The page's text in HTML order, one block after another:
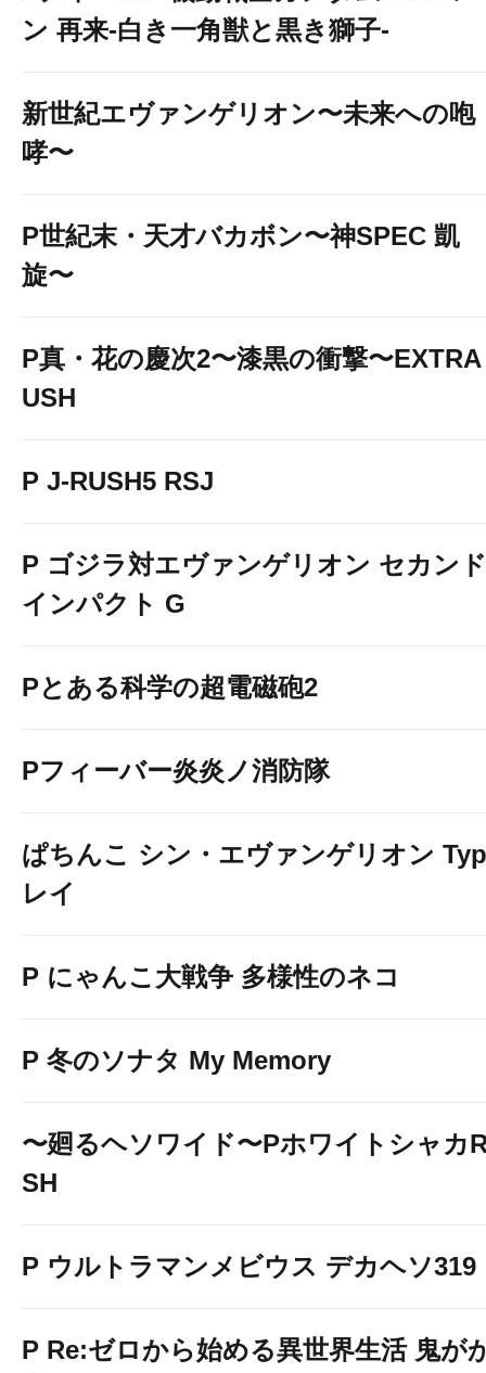
ン 再来-白き一角獣と黒き獅子-
新世紀エヴァンゲリオン〜未来への咆
哮〜
P世紀末・天才バカボン〜神SPEC 凱
旋〜
P真・花の慶次2〜漆黒の衝撃〜EXTRA
USH
P J-RUSH5 RSJ
P ゴジラ対エヴァンゲリオン セカンド
インパクト G
Pとある科学の超電磁砲2
Pフィーバー炎炎ノ消防隊
ぱちんこ シン・エヴァンゲリオン
レイ
P にゃんこ大戦争 多様性のネコ
P 冬のソナタ My Memory
〜廻るヘソワイド〜Pホワイトシャカ
SH
P ウルトラマンメビウス デカヘソ319
P Re:ゼロから始める異世界生活 鬼が